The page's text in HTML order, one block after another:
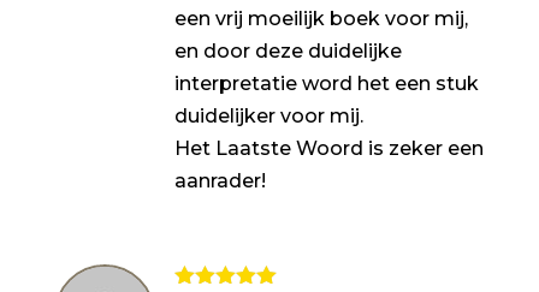
een vrij moeilijk boek voor mij,
en door deze duidelijke
interpretatie word het een stuk
duidelijker voor mij.
Het Laatste Woord is zeker een
aanrader!